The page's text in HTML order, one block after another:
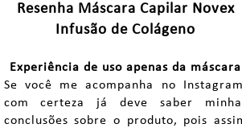
Resenha Máscara Capilar Novex
Infusão de Colágeno
Experiência de uso apenas da máscara
Se você me acompanha no
com certeza já deve saber
conclusões sobre o produto, pois